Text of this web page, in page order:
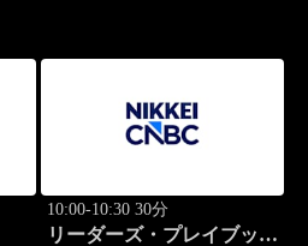
10:00-10:30 30分
リーダーズ・プレイブック